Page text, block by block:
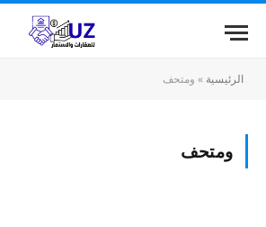
الرئيسية » ومتحف
ومتحف